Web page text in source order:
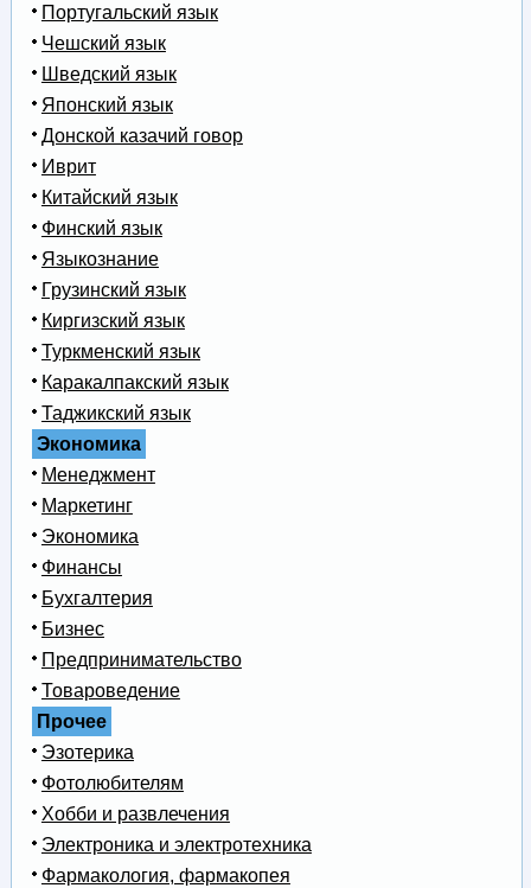
Португальский язык
Чешский язык
Шведский язык
Японский язык
Донской казачий говор
Иврит
Китайский язык
Финский язык
Языкознание
Грузинский язык
Киргизский язык
Туркменский язык
Каракалпакский язык
Таджикский язык
Экономика
Менеджмент
Маркетинг
Экономика
Финансы
Бухгалтерия
Бизнес
Предпринимательство
Товароведение
Прочее
Эзотерика
Фотолюбителям
Хобби и развлечения
Электроника и электротехника
Фармакология, фармакопея